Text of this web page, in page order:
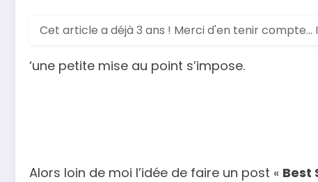
Cet article a déjà 3 ans ! Merci d'en tenir
‘une petite mise au point s’impose.
Alors loin de moi l’idée de faire un post « Best